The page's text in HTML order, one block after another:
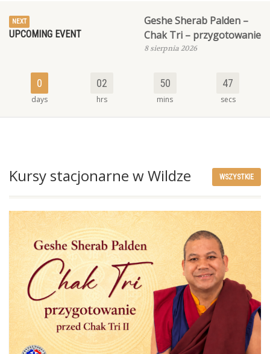
NEXT
UPCOMING EVENT
Geshe Sherab Palden –
Chak Tri – przygotowanie
8 sierpnia 2026
0
days
02
hrs
50
mins
45
secs
WSZYSTKIE
Kursy stacjonarne w Wildze